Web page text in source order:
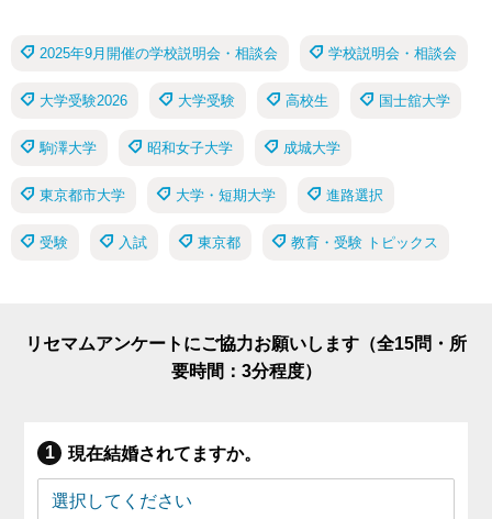
2025年9月開催の学校説明会・相談会 学校説明会・相談会
大学受験2026 大学受験 高校生 国士舘大学
駒澤大学 昭和女子大学 成城大学
東京都市大学 大学・短期大学 進路選択
受験 入試 東京都 教育・受験 トピックス
リセマムアンケートにご協力お願いします（全15問・所
要時間：3分程度）
現在結婚されてますか。